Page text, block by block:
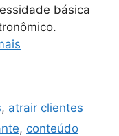
básica
, atrair clientes
, conteúdo